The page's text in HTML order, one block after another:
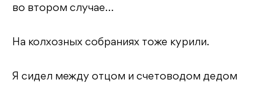
во втором случае…
На колхозных собраниях тоже курили.
Я сидел между отцом и счетоводом дедом